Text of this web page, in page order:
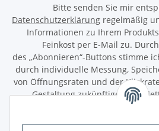
Bitte senden Sie mir
Datenschutzerklärung regelmäßig
Informationen zu Ihrem
Feinkost per E-Mail zu.
des „Abonnieren“-Buttons stimme
durch individuelle Messung,
von Öffnungsraten und der
Gestaltung zukünftiger
das Nutzungsverhalten in